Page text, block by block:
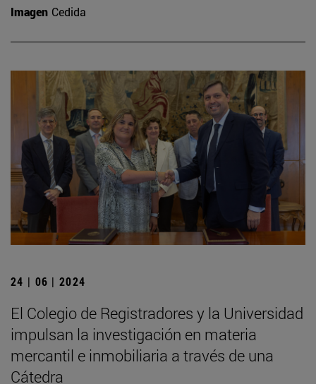
Imagen Cedida
24 | 06 | 2024
El Colegio de Registradores y la Universidad
impulsan la investigación en materia
mercantil e inmobiliaria a través de una
Cátedra